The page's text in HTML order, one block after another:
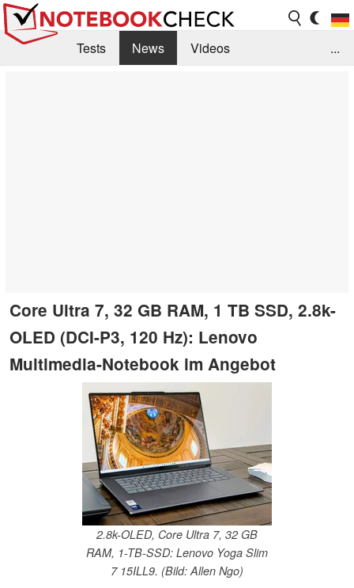
Tests News
Videos
...
Core Ultra 7, 32 GB RAM, 1 TB SSD, 2.8k-
OLED (DCI-P3, 120 Hz): Lenovo
Multimedia-Notebook im Angebot
2.8k-OLED, Core Ultra 7, 32 GB
RAM, 1-TB-SSD: Lenovo Yoga Slim
7 15ILL9. (Bild: Allen Ngo)